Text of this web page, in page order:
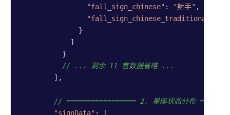
"fall_sign_chinese" : "射手" ,
"fall_sign_chinese_traditional"
              }
            ]
          }
// ... 剩余 11 宫数据省略 ...
        ],
// ================= 2. 星座状态分布
"signData" : [